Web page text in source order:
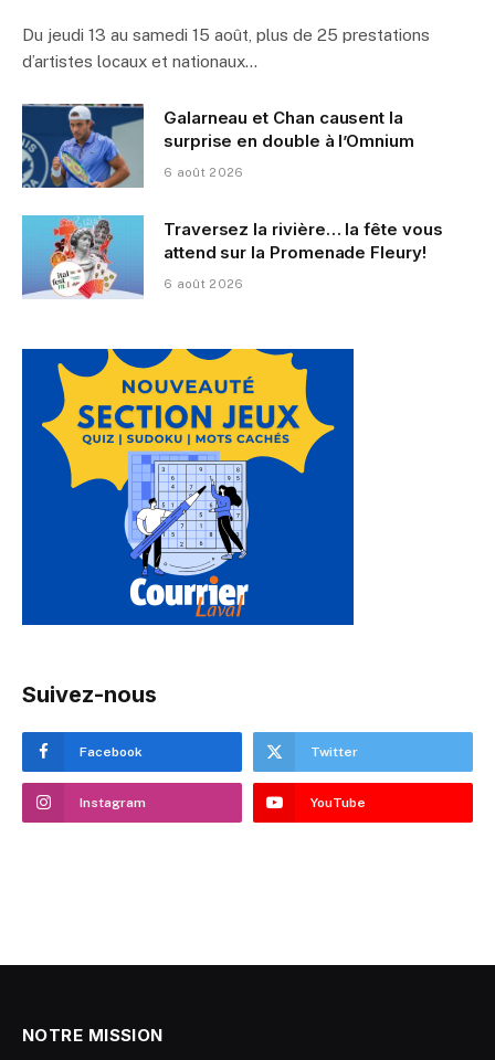
Du jeudi 13 au samedi 15 août, plus de 25 prestations
d’artistes locaux et nationaux…
Galarneau et Chan causent la
surprise en double à l’Omnium
6 août 2026
Traversez la rivière… la fête vous
attend sur la Promenade Fleury!
6 août 2026
Suivez-nous
Facebook Twitter
Instagram YouTube
NOTRE MISSION